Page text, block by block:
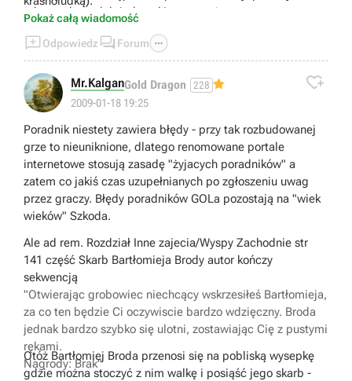
Autor upiera się przy stałych zasobach i gatunkach
stworów w miejscach rekrutacji lub położeniu artefaktów.
SĄ LOSOWE. Aczkolwiek losowanie następuje przed
rozpoczęciem rozgrywki. I tak wielu artefaktów w danej
rozgrywce może wogóle nie być a inne są zduplikowane a
może i ztrójplikowane. W labiryncie smoków w magicznym
ogrodzie zamiast węży i czwegoś tam jeszcze
rekrutowałem między innymi szmaragdowe smoki za to w
smoczej krypcie zamiast szmaragdowych czerwone - I
TAK DALEJ.
odsprzedamy, lub jednostki na zapas).
Pokaż całą wiadomość
Odpowiedz  Forum 
Mr.KalganGold Dragon 228
2009-01-18 19:25

Poradnik niestety zawiera błędy - przy tak rozbudowanej
grze to nieuniknione, dlatego renomowane portale
internetowe stosują zasadę "żyjacych poradników" a
zatem co jakiś czas uzupełnianych po zgłoszeniu uwag
przez graczy. Błędy poradników GOLa pozostają na "wiek
wieków" Szkoda.
Ale ad rem. Rozdział Inne zajecia/Wyspy Zachodnie str
141 część Skarb Bartłomieja Brody autor kończy
sekwencją
"Otwierając grobowiec niechcący wskrzesiłeś Bartłomieja,
za co ten będzie Ci oczywiscie bardzo wdzięczny. Broda
jednak bardzo szybko się ulotni, zostawiając Cię z pustymi
rękami.
Nagrody:Brak"
Otóż Bartłomiej Broda przenosi się na pobliską wysepkę
gdzie można stoczyć z nim walkę i posiąść jego skarb -